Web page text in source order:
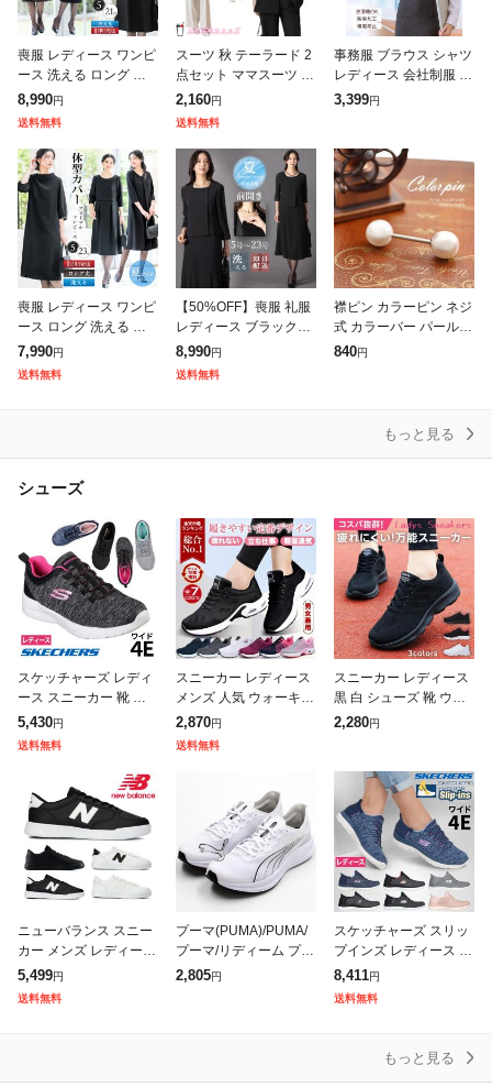
喪服 レディース ワンピ
ース 洗える ロング 膝
下 前開き 長袖 ブラッ
ク フォーマル 大きいサ
イズ 小さいサイズ 体型
カバー
8,990円
送料無料
スーツ 秋 テーラード 2
点セット ママスーツ パ
ンツ スーツ ジャケット
セットアップ 大きいサ
イズ フォーマル レディ
ース
2,160円
送料無料
事務服 ブラウス シャツ
レディース 会社制服 パ
ウダーサテンスキッパ
ンナー
3,399円
喪服 レディース ワンピ
ース ロング 洗える ブ
ラックフォーマル 体型
カバー 礼服 夏用にも
7,990円
送料無料
【50%OFF】喪服 礼服
レディース ブラックフ
ォーマル 大きいサイズ
ワンピース オールシー
8,990円
送料無料
襟ピン カラーピン ネジ
式 カラーバー パール
襟飾り レディース シン
840円
もっと見る
シューズ
スケッチャーズ レディ
ース スニーカー 靴 ダ
イナマイト 2.0 イン ア
フラッシュ 12965W ワ
5,430円
送料無料
スニーカー レディース
メンズ 人気 ウォーキン
グシューズ ランニング
シューズ 男女兼用 ジョ
2,870円
送料無料
スニーカー レディース
黒 白 シューズ 靴 ウォ
ーキング ランニング キ
2,280円
ニューバランス スニー
カー メンズ レディース
新作 送料無料 M30 CT3
0 new balance
5,499円
送料無料
プーマ(PUMA)/PUMA/
プーマ/リディーム プロ
レーサー/ランニング
2,805円
スケッチャーズ スリッ
プインズ レディース サ
ミッツ 幅広 4E ダズリ
ングヘイズ 149937W
8,411円
送料無料
もっと見る